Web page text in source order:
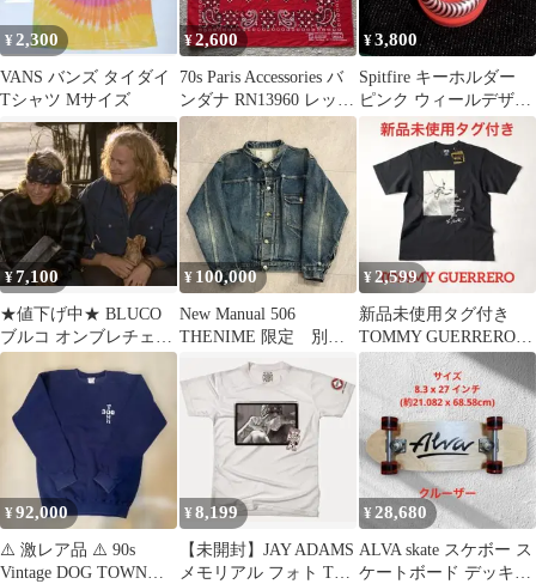
¥2,300
VANS バンズ タイダイ
Tシャツ Mサイズ
¥2,600
70s Paris Accessories バ
ンダナ RN13960 レッド
②
¥3,800
Spitfire キーホルダー
ピンク ウィールデザイ
ン 希少カラー
¥7,100
★値下げ中★ BLUCO
ブルコ オンブレチェッ
ク ネルシャツ L
¥ 100,000
New Manual 506
THENIME 限定 別
注 デニムジャケット
¥2,599
新品未使用タグ付き
TOMMY GUERRERO
トミーゲレロ Ｔシャツ
スケボー
¥92,000
⚠️ 激レア品 ⚠️ 90s
Vintage DOG TOWN
¥8,199
【未開封】JAY ADAMS
メモリアル フォト Tシ
¥28,680
ALVA skate スケボー ス
ケートボード デッキ